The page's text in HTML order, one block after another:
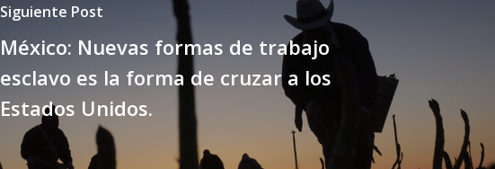
Siguiente Post
México: Nuevas formas de trabajo
esclavo es la forma de cruzar a los
Estados Unidos.